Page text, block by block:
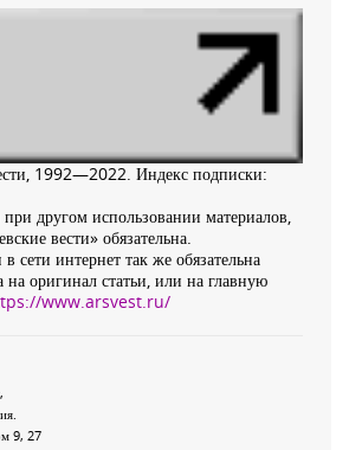
1992—2022. Индекс подписки:
другом использовании материалов,
вести» обязательна.
сети интернет так же обязательна
на оригинал статьи, или на главную
www.arsvest.ru/
,
9, 27